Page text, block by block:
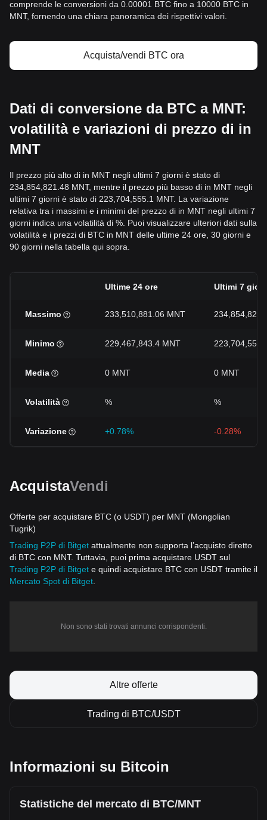
comprende le conversioni da 0.00001 BTC fino a 10000 BTC in
MNT, fornendo una chiara panoramica dei rispettivi valori.
Acquista/vendi BTC ora
Dati di conversione da BTC a MNT:
volatilità e variazioni di prezzo di in
MNT
Il prezzo più alto di in MNT negli ultimi 7 giorni è stato di
234,854,821.48 MNT, mentre il prezzo più basso di in MNT negli
ultimi 7 giorni è stato di 223,704,555.1 MNT. La variazione
relativa tra i massimi e i minimi del prezzo di in MNT negli ultimi 7
giorni indica una volatilità di %. Puoi visualizzare ulteriori dati sulla
volatilità e i prezzi di BTC in MNT delle ultime 24 ore, 30 giorni e
90 giorni nella tabella qui sopra.
Ultime 24 ore Ultimi 7
Massimo 233,510,881.06 MNT
Minimo 229,467,843.4 MNT
Media 0 MNT 0 MNT
Volatilità % %
Variazione +0.78% -0.28%
AcquistaVendi
Offerte per acquistare BTC (o USDT) per MNT (Mongolian
Tugrik)
Trading P2P di Bitget attualmente non supporta l’acquisto diretto
di BTC con MNT. Tuttavia, puoi prima acquistare USDT sul
Trading P2P di Bitget e quindi acquistare BTC con USDT tramite il
Mercato Spot di Bitget
Non sono stati trovati annunci corrispondenti.
Altre offerte
Trading di BTC/USDT
Informazioni su Bitcoin
Statistiche del mercato di BTC/MNT